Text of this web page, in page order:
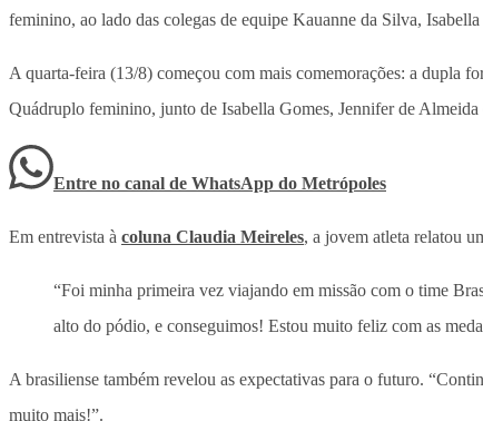
feminino, ao lado das colegas de equipe Kauanne da Silva,
A quarta-feira (13/8) começou com mais comemorações: a dupla
Quádruplo feminino, junto de Isabella Gomes, Jennifer de Almeida
Entre no canal de WhatsApp do Metrópoles
Em entrevista à coluna Claudia Meireles, a jovem atleta relatou
“Foi minha primeira vez viajando em missão com o time
alto do pódio, e conseguimos! Estou muito feliz com as
A brasiliense também revelou as expectativas para o futuro.
muito mais!”.